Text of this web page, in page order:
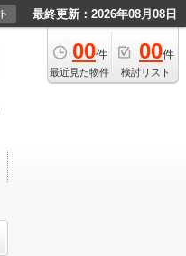
最終更新：2026年08月08日
00件
最近見た物件
00件
検討リスト